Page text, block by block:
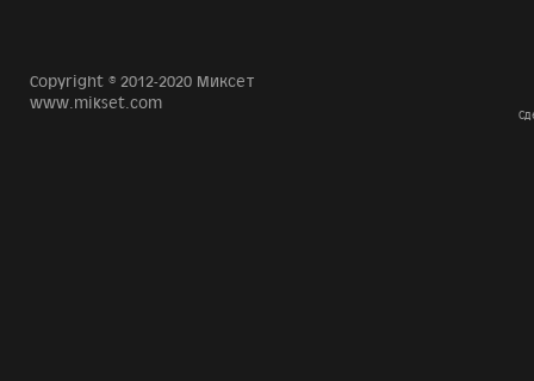
Copyright © 2012-2020 Миксет
www.mikset.com